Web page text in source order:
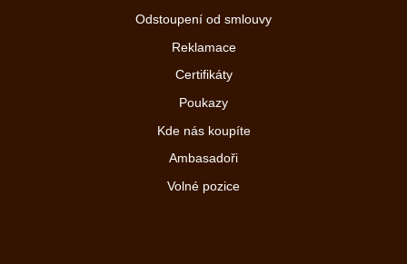
Odstoupení od smlouvy
Reklamace
Certifikáty
Poukazy
Kde nás koupíte
Ambasadoři
Volné pozice